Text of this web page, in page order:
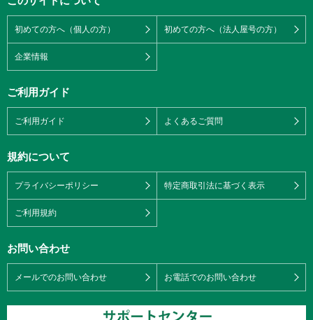
初めての方へ（個人の方） 初めての方へ（法人屋号の方）
企業情報
ご利用ガイド
ご利用ガイド よくあるご質問
規約について
プライバシーポリシー 特定商取引法に基づく表示
ご利用規約
お問い合わせ
メールでのお問い合わせ お電話でのお問い合わせ